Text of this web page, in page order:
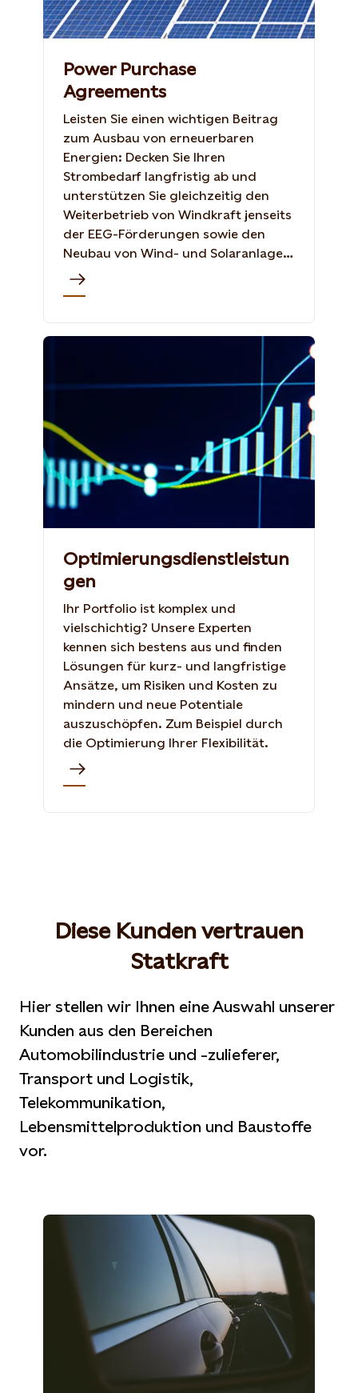
Power Purchase
Agreements
Leisten Sie einen wichtigen Beitrag
zum Ausbau von erneuerbaren
Energien: Decken Sie Ihren
Strombedarf langfristig ab und
unterstützen Sie gleichzeitig den
Weiterbetrieb von Windkraft jenseits
der EEG-Förderungen sowie den
Neubau von Wind- und Solaranlagen
in Deutschland und in anderen
europäischen Ländern.
Optimierungsdienstleistun
gen
Ihr Portfolio ist komplex und
vielschichtig? Unsere Experten
kennen sich bestens aus und finden
Lösungen für kurz- und langfristige
Ansätze, um Risiken und Kosten zu
mindern und neue Potentiale
auszuschöpfen. Zum Beispiel durch
die Optimierung Ihrer Flexibilität.
Diese Kunden vertrauen
Statkraft
Hier stellen wir Ihnen eine Auswahl unserer
Kunden aus den Bereichen
Automobilindustrie und -zulieferer,
Transport und Logistik,
Telekommunikation,
Lebensmittelproduktion und Baustoffe
vor.